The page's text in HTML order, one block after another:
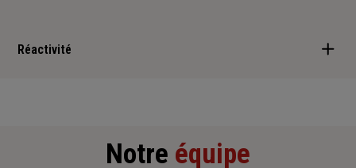
votre situation et à l'évolution de vos projets.
Réactivité
Notre équipe